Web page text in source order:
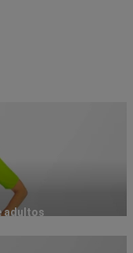
adultos